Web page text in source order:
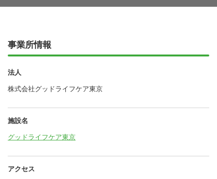
事業所情報
法人
株式会社グッドライフケア東京
施設名
グッドライフケア東京
アクセス